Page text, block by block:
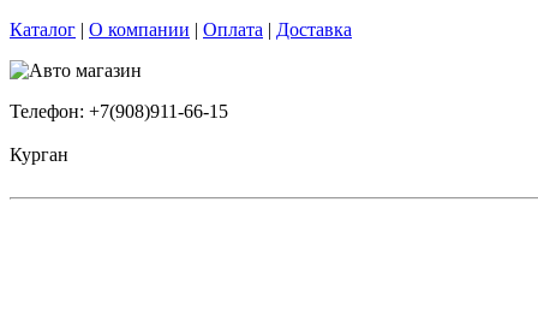
Каталог | О компании | Оплата | Доставка
Телефон: +7(908)911-66-15
Курган